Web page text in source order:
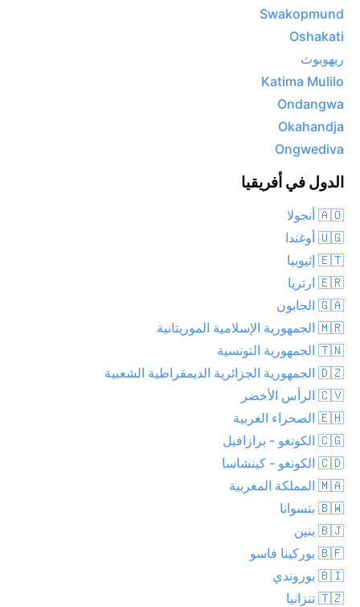
Swakopmund
Oshakati
ريهوبوث
Katima Mulilo
Ondangwa
Okahandja
Ongwediva
الدول في أفريقيا
🇦🇴 أنجولا
🇺🇬 أوغندا
🇪🇹 إثيوبيا
🇪🇷 ارتريا
🇬🇦 الجابون
🇲🇷 الجمهورية الإسلامية الموريتانية
🇹🇳 الجمهورية التونسية
🇩🇿 الجمهورية الجزائرية الديمقراطية الشعبية
🇨🇻 الرأس الأخضر
🇪🇭 الصحراء الغربية
🇨🇬 الكونغو - برازافيل
🇨🇩 الكونغو - كينشاسا
🇲🇦 المملكة المغربية
🇧🇼 بتسوانا
🇧🇯 بنين
🇧🇫 بوركينا فاسو
🇧🇮 بوروندي
🇹🇿 تنزانيا